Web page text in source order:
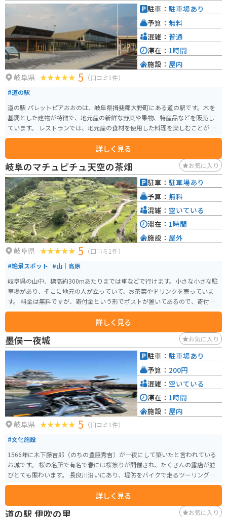
しめます。駐車場も整備されており、バイクでのアクセスも良好で、養老の
滝など周辺観光とあわせて巡るのにも適したスポットです。
岐阜県 5 （口コミ1件）
#道の駅
道の駅 パレットピアおおのは、岐阜県揖斐郡大野町にある道の駅です。木を
基調とした建物が特徴で、地元産の新鮮な野菜や果物、特産品などを販売し
ています。 レストランでは、地元産の食材を使用した料理を楽しむことがで
きます。中でも、大野町産の富有柿を使ったスイーツは人気です。 バイクで
訪れる場合、道の駅には広い駐車場が完備されているので安心です。周辺に
は、揖斐川堤防や徳山ダムなど、自然豊かな観光スポットも点在しており、
ツーリングの拠点としても最適です。 大野町は柿の生産が盛んで、秋には道
の駅でもたくさんの柿が販売されます。また、富有柿を使ったジュースやジ
ャムなども人気です。
詳しく見る
駐車： 駐車場あり
予算： 無料
混雑： 普通
滞在： 1時間
施設： 屋内
岐阜のマチュピチュ天空の茶畑 お気に入り
岐阜県 5 （口コミ1件）
#絶景スポット #山｜高原
岐阜県の山中、標高約300mあたりまでは車などで行けます。小さな小さな駐
車場があり、そこに地元の人が立っていて、お茶葉やドリンクを売っていま
す。 料金は無料ですが、寄付金という形でポストが置いてあるので、寄付を
されたい場合はそこはお金を気持ちばかり入れると良いです。そこから車
や、バイクを降り、山の中の山道を20分ほど歩いて山を登ります。そこから
茶畑を見下ろす絶景スポットです！
詳しく見る
駐車： 駐車場あり
予算： 無料
混雑： 空いている
滞在： 1時間
施設： 屋外
墨俣一夜城 お気に入り
岐阜県 5 （口コミ1件）
#文化施設
1566年に木下藤吉郎（のちの豊臣秀吉）が一夜にして築いたと言われている
お城です。 桜の名所で有名で春には桜祭りが開催され、たくさんの露店が並
びとても賑わいます。 長良川沿いにあり、堤防をバイクで走るツーリングス
ポットになっています。
詳しく見る
駐車： 駐車場あり
予算： 200円
混雑： 空いている
滞在： 1時間
施設： 屋内
道の駅 伊吹の里 お気に入り